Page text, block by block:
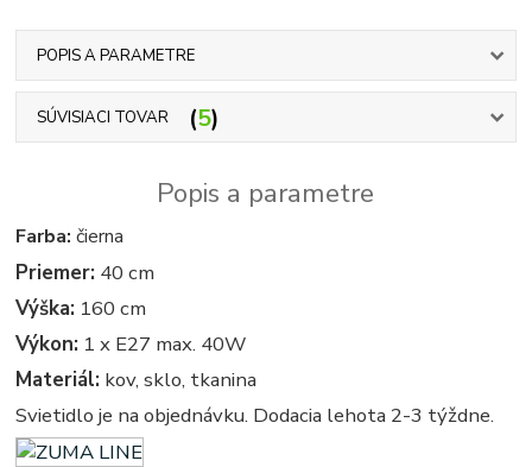
POPIS A PARAMETRE
SÚVISIACI TOVAR 5
Popis a parametre
Farba: čierna
Priemer: 40 cm
Výška: 160 cm
Výkon: 1 x E27 max. 40W
Materiál: kov, sklo, tkanina
Svietidlo je na objednávku. Dodacia lehota 2-3 týždne.